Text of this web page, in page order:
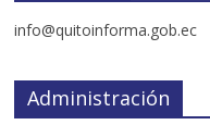
info@quitoinforma.gob.ec
Administración